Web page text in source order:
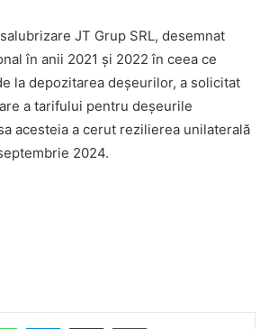
JT Grup SRL, desemnat
în anii 2021 și 2022 în ceea ce
la depozitarea deșeurilor, a solicitat
a tarifului pentru deșeurile
acesteia a cerut rezilierea unilaterală
2024.